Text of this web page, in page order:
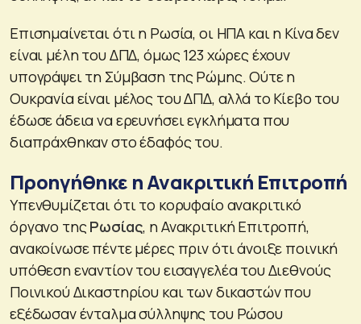
Επισημαίνεται ότι η Ρωσία, οι ΗΠΑ και η Κίνα δεν
είναι μέλη του ΔΠΔ, όμως 123 χώρες έχουν
υπογράψει τη Σύμβαση της Ρώμης. Ούτε η
Ουκρανία είναι μέλος του ΔΠΔ, αλλά το Κίεβο του
έδωσε άδεια να ερευνήσει εγκλήματα που
διαπράχθηκαν στο έδαφός του.
Προηγήθηκε η Ανακριτική Επιτροπή
Υπενθυμίζεται ότι το κορυφαίο ανακριτικό
όργανο τηςΡωσίας, η Ανακριτική Επιτροπή,
ανακοίνωσε πέντε μέρες πριν ότι άνοιξε ποινική
υπόθεση εναντίον του εισαγγελέα του Διεθνούς
Ποινικού Δικαστηρίου και των δικαστών που
εξέδωσαν ένταλμα σύλληψης του Ρώσου